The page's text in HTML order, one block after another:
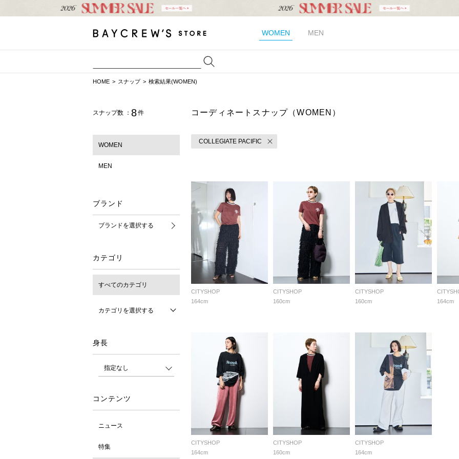
WOMEN MEN
HOME スナップ 検索結果(WOMEN)
スナップ数 ： 8件
WOMEN
MEN
ブランド
ブランドを選択する
カテゴリ
すべてのカテゴリ
カテゴリを選択する
身長
コンテンツ
ニュース
特集
コーディネートスナップ（WOMEN）
COLLEGIATE PACIFIC
CITYSHOP
164cm
CITYSHOP
160cm
CITYSHOP
160cm
164cm
CITYSHOP
164cm
CITYSHOP
160cm
CITYSHOP
164cm